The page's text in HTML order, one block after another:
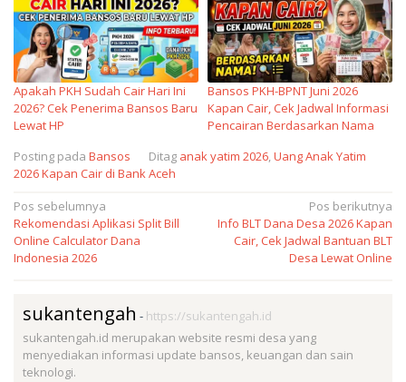
Apakah PKH Sudah Cair Hari Ini
2026? Cek Penerima Bansos Baru
Lewat HP
Bansos PKH-BPNT Juni 2026
Kapan Cair, Cek Jadwal Informasi
Pencairan Berdasarkan Nama
Posting pada Bansos Ditag anak yatim 2026,Uang Anak Yatim
2026 Kapan Cair di Bank Aceh
Navigasi
pos
Pos sebelumnya
Rekomendasi Aplikasi Split Bill
Online Calculator Dana
Indonesia 2026
Pos berikutnya
Info BLT Dana Desa 2026 Kapan
Cair, Cek Jadwal Bantuan BLT
Desa Lewat Online
sukantengah - https://sukantengah.id
sukantengah.id merupakan website resmi desa yang
menyediakan informasi update bansos, keuangan dan sain
teknologi.